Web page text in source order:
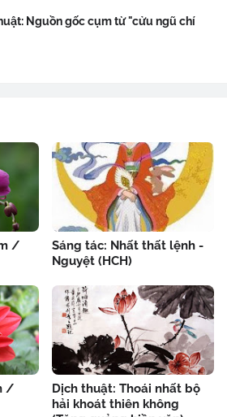
Nguồn gốc cụm từ "cửu ngũ chí
/
Sáng tác: Nhất thất lệnh -
Nguyệt (HCH)
/
Dịch thuật: Thoái nhất bộ
hải khoát thiên không